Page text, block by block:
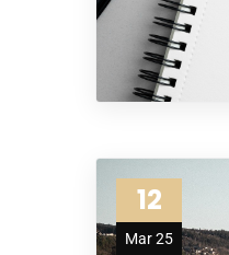
12
Mar 25